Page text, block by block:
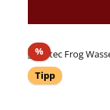
%Rabatt
Tipp